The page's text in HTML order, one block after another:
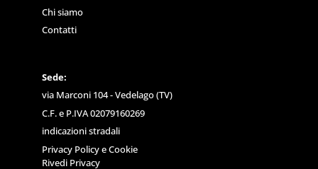
Chi siamo
Contatti
Sede:
via Marconi 104 - Vedelago (TV)
C.F. e P.IVA 02079160269
indicazioni stradali
Privacy PolicyeCookie
Rivedi Privacy